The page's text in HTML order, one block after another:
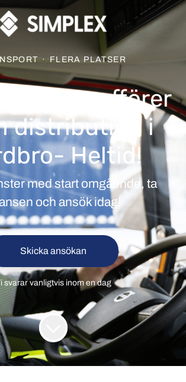
· FLERA PLATSER
C-Chaufförer
distribution i
Heltid!
med start omgående, ta
och ansök idag!
Skicka ansökan
svarar vanligtvis inom en dag